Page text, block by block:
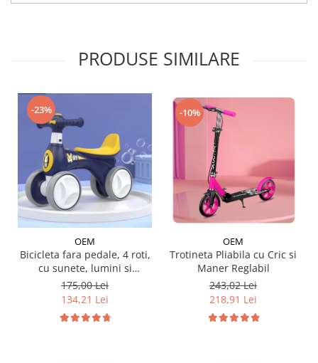
PRODUSE SIMILARE
-23%
OEM
Bicicleta fara pedale, 4 roti,
cu sunete, lumini si
baloane de sapun
175,00 Lei
134,21 Lei
-10%
OEM
Trotineta Pliabila cu Cric si
Maner Reglabil
243,02 Lei
218,91 Lei